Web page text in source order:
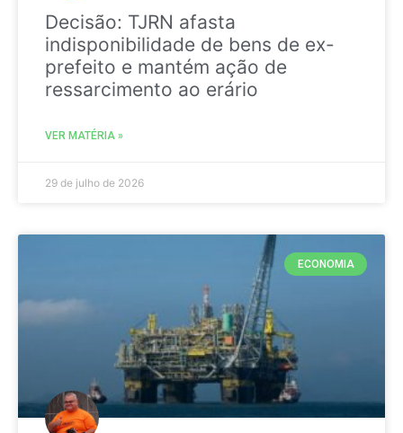
Decisão: TJRN afasta
indisponibilidade de bens de ex-
prefeito e mantém ação de
ressarcimento ao erário
VER MATÉRIA »
29 de julho de 2026
ECONOMIA